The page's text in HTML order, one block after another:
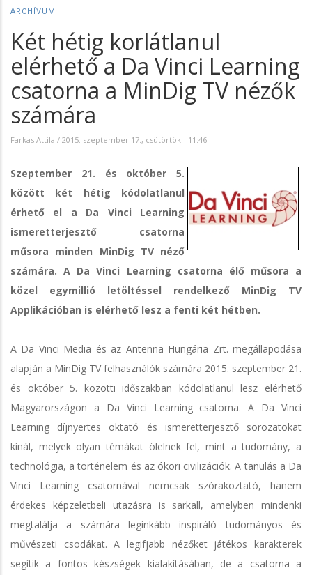
ARCHÍVUM
Két hétig korlátlanul
elérhető a Da Vinci Learning
csatorna a MinDig TV nézők
számára
Farkas Attila / 2015. szeptember 17., csütörtök - 11:46
Szeptember 21. és október 5.
között két hétig kódolatlanul
érhető el a Da Vinci Learning
ismeretterjesztő csatorna
műsora minden MinDig TV néző
számára. A Da Vinci Learning csatorna élő műsora a
közel egymillió letöltéssel rendelkező MinDig TV
Applikációban is elérhető lesz a fenti két hétben.
A Da Vinci Media és az Antenna Hungária Zrt. megállapodása
alapján a MinDig TV felhasználók számára 2015. szeptember 21.
és október 5. közötti időszakban kódolatlanul lesz elérhető
Magyarországon a Da Vinci Learning csatorna. A Da Vinci
Learning díjnyertes oktató és ismeretterjesztő sorozatokat
kínál, melyek olyan témákat ölelnek fel, mint a tudomány, a
technológia, a történelem és az ókori civilizációk. A tanulás a Da
Vinci Learning csatornával nemcsak szórakoztató, hanem
érdekes képzeletbeli utazásra is sarkall, amelyben mindenki
megtalálja a számára leginkább inspiráló tudományos és
művészeti csodákat. A legifjabb nézőket játékos karakterek
segítik a fontos készségek kialakításában, de a csatorna a